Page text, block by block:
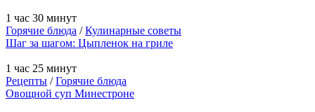
1 час 30 минут
Горячие блюда /Кулинарные советы
Шаг за шагом: Цыпленок на гриле
1 час 25 минут
Рецепты /Горячие блюда
Овощной суп Минестроне